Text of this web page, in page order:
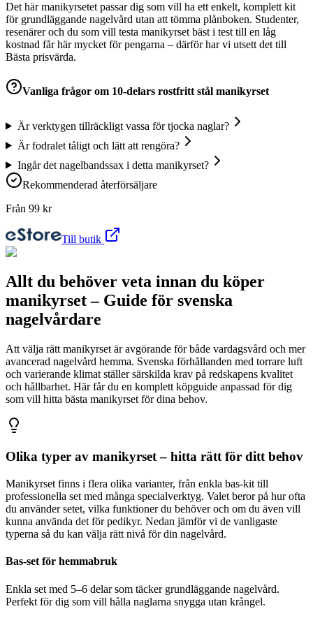
Det här manikyrsetet passar dig som vill ha ett enkelt, komplett kit
för grundläggande nagelvård utan att tömma plånboken. Studenter,
resenärer och du som vill testa manikyrset bäst i test till en låg
kostnad får här mycket för pengarna – därför har vi utsett det till
Bästa prisvärda.
Vanliga frågor om 10-delars rostfritt stål manikyrset
Är verktygen tillräckligt vassa för tjocka naglar?
Är fodralet tåligt och lätt att rengöra?
Ingår det nagelbandssax i detta manikyrset?
Rekommenderad återförsäljare
Från 99 kr
Till butik
Allt du behöver veta innan du köper
manikyrset – Guide för svenska
nagelvårdare
Att välja rätt manikyrset är avgörande för både vardagsvård och mer
avancerad nagelvård hemma. Svenska förhållanden med torrare luft
och varierande klimat ställer särskilda krav på redskapens kvalitet
och hållbarhet. Här får du en komplett köpguide anpassad för dig
som vill hitta bästa manikyrset för dina behov.
Olika typer av manikyrset – hitta rätt för ditt behov
Manikyrset finns i flera olika varianter, från enkla bas-kit till
professionella set med många specialverktyg. Valet beror på hur ofta
du använder setet, vilka funktioner du behöver och om du även vill
kunna använda det för pedikyr. Nedan jämför vi de vanligaste
typerna så du kan välja rätt nivå för din nagelvård.
Bas-set för hemmabruk
Enkla set med 5–6 delar som täcker grundläggande nagelvård.
Perfekt för dig som vill hålla naglarna snygga utan krångel.